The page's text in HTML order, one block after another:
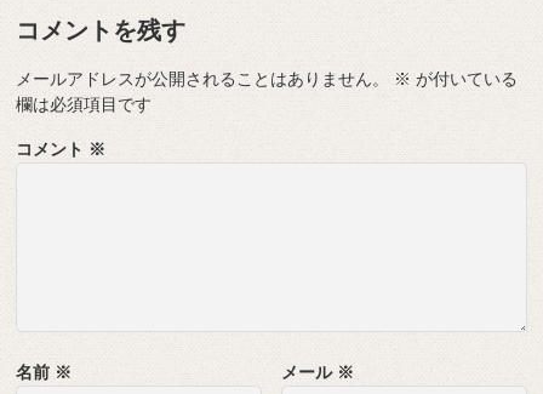
コメントを残す
メールアドレスが公開されることはありません。 ※ が付いている
欄は必須項目です
コメント ※
名前 ※ メール ※